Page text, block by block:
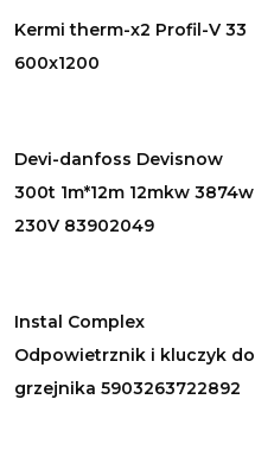
Kermi therm-x2 Profil-V 33
600x1200
Devi-danfoss Devisnow
300t 1m*12m 12mkw 3874w
230V 83902049
Instal Complex
Odpowietrznik i kluczyk do
grzejnika 5903263722892